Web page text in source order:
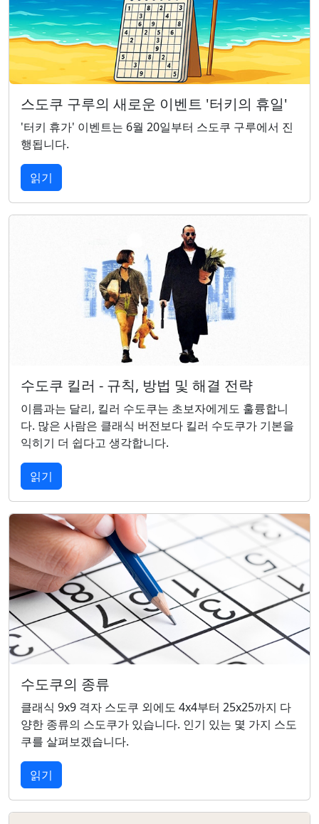
스도쿠 구루의 새로운 이벤트 '터키의 휴일'
'터키 휴가' 이벤트는 6월 20일부터 스도쿠 구루에서 진
행됩니다.
읽기
수도쿠 킬러 - 규칙, 방법 및 해결 전략
이름과는 달리, 킬러 수도쿠는 초보자에게도 훌륭합니
다. 많은 사람은 클래식 버전보다 킬러 수도쿠가 기본을
익히기 더 쉽다고 생각합니다.
읽기
수도쿠의 종류
클래식 9x9 격자 스도쿠 외에도 4x4부터 25x25까지 다
양한 종류의 스도쿠가 있습니다. 인기 있는 몇 가지 스도
쿠를 살펴보겠습니다.
읽기